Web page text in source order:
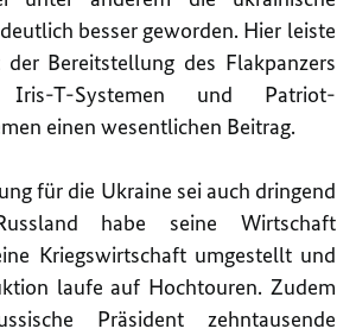
besser geworden. Hier leiste
Bereitstellung des Flakpanzers
T-Systemen und Patriot-
einen wesentlichen Beitrag.
für die Ukraine sei auch dringend
habe seine Wirtschaft
Kriegswirtschaft umgestellt und
laufe auf Hochtouren. Zudem
Präsident zehntausende